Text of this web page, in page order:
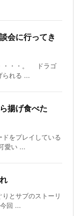
会に行ってき
・・・。 ドラゴ
られる ...
揚げ食べた
をプレイしている
愛い ...
とサブのストーリ
回 ...